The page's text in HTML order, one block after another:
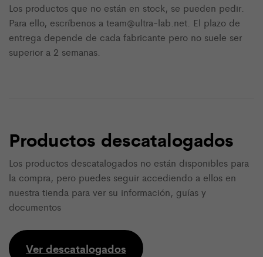
Los productos que no están en stock, se pueden pedir.
Para ello, escríbenos a team@ultra-lab.net. El plazo de
entrega depende de cada fabricante pero no suele ser
superior a 2 semanas.
Productos descatalogados
Los productos descatalogados no están disponibles para
la compra, pero puedes seguir accediendo a ellos en
nuestra tienda para ver su información, guías y
documentos
Ver descatalogados